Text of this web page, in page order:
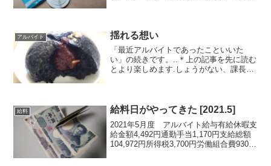
ろうか。学生時代から厳...
アルバイト 揺れる想い
「最近アルバイトであったこといいた
い」の続きです。..＊上の記事を先に読む
とより楽しめます.しょうがない、課長に
る。.・・・・・・・・・...
給料 給料日がやってきた [2021.5]
2021年5月度 アルバイト給与有給休暇支
給金額4,492円通勤手当1,170円支給総額
104,972円所得税3,700円労働組合費930円